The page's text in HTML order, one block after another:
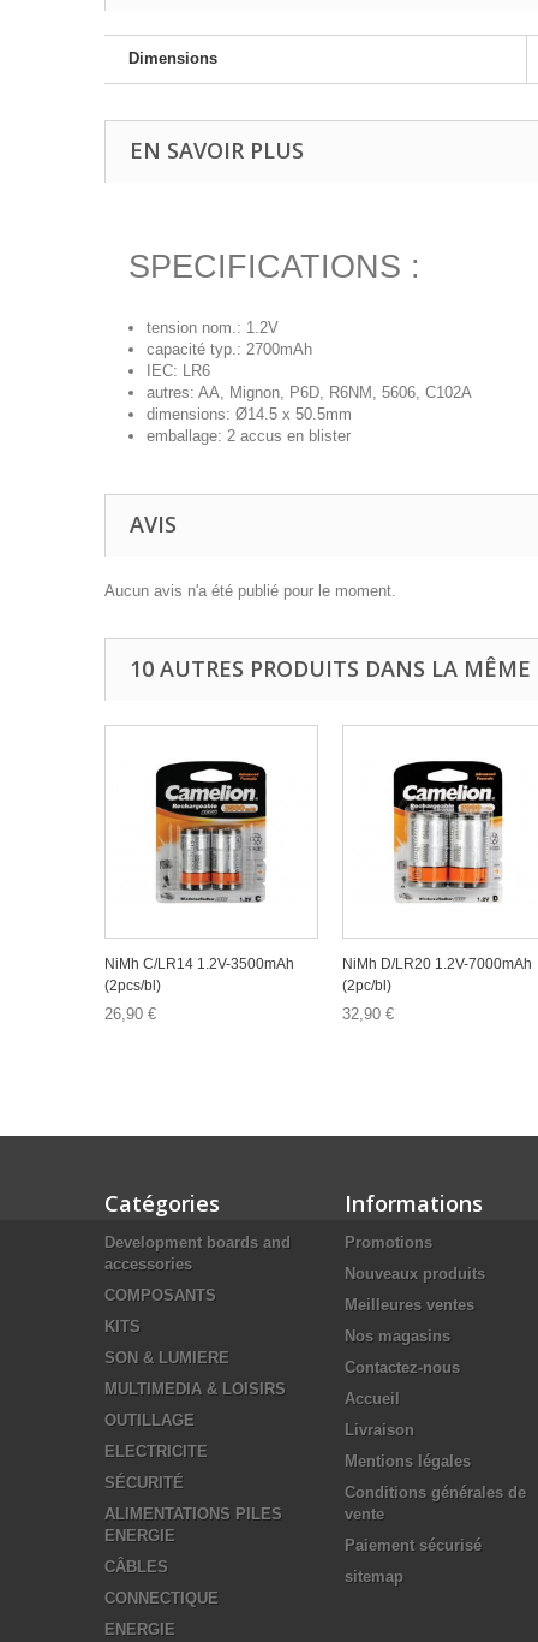
Dimensions
EN SAVOIR PLUS
SPECIFICATIONS :
tension nom.: 1.2V
capacité typ.: 2700mAh
IEC: LR6
autres: AA, Mignon, P6D, R6NM, 5606, C102A
dimensions: Ø14.5 x 50.5mm
emballage: 2 accus en blister
AVIS
Aucun avis n'a été publié pour le moment.
10 AUTRES PRODUITS DANS LA MÊME
NiMh C/LR14 1.2V-3500mAh
(2pcs/bl)
26,90 €
NiMh D/LR20 1.2V-7000mAh
(2pc/bl)
32,90 €
Catégories
Development boards and
accessories
COMPOSANTS
KITS
SON & LUMIERE
MULTIMEDIA & LOISIRS
OUTILLAGE
ELECTRICITE
SÉCURITÉ
ALIMENTATIONS PILES
ENERGIE
CÂBLES
CONNECTIQUE
ENERGIE
Informations
Promotions
Nouveaux produits
Meilleures ventes
Nos magasins
Contactez-nous
Accueil
Livraison
Mentions légales
Conditions générales de
vente
Paiement sécurisé
sitemap